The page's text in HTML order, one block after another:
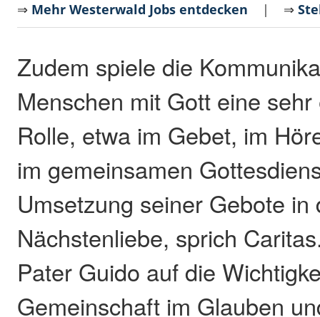
⇒ Mehr Westerwald Jobs entdecken | ⇒
Zudem spiele die
Menschen mit Gott eine
Rolle, etwa im Gebet, im
im gemeinsamen
Umsetzung seiner Gebote in
Nächstenliebe, sprich
Pater Guido auf die
Gemeinschaft im Glauben